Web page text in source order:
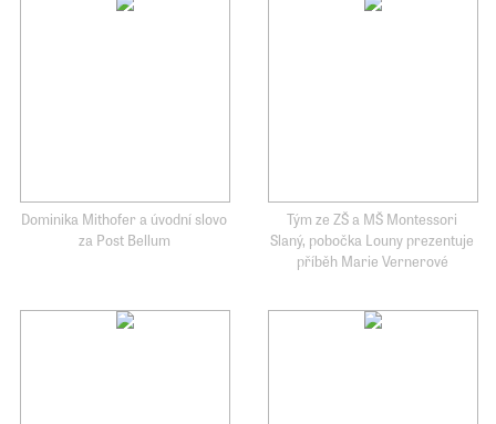
Dominika Mithofer a úvodní slovo
za Post Bellum
Tým ze ZŠ a MŠ Montessori
Slaný, pobočka Louny prezentuje
příběh Marie Vernerové